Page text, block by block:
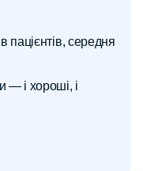
пацієнтів, середня
— і хороші, і